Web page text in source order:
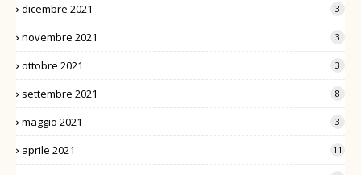
dicembre 2021 3
novembre 2021 3
ottobre 2021 3
settembre 2021 8
maggio 2021 3
aprile 2021 11